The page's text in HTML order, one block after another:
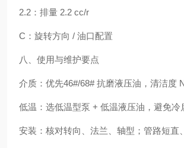
2.2：排量 2.2 cc/r
C：旋转方向 / 油口配置
八、使用与维护要点
介质：优先46#/68# 抗磨液压油，清洁度
低温：选低温型泵 + 低温液压油，避免冷
安装：核对转向、法兰、轴型；管路短直